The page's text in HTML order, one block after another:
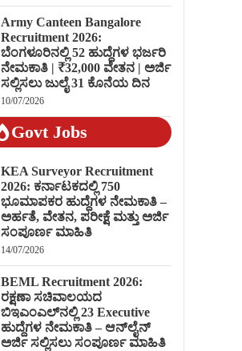
Army Canteen Bangalore
Recruitment 2026:
ಬೆಂಗಳೂರಿನಲ್ಲಿ 52 ಹುದ್ದೆಗಳ ಭರ್ಜರಿ
ನೇಮಕಾತಿ | ₹32,000 ವೇತನ | ಅರ್ಜಿ
ಸಲ್ಲಿಸಲು ಜುಲೈ 31 ಕೊನೆಯ ದಿನ
10/07/2026
Govt Jobs
KEA Surveyor Recruitment
2026: ಕರ್ನಾಟಕದಲ್ಲಿ 750
ಭೂಮಾಪಕರ ಹುದ್ದೆಗಳ ನೇಮಕಾತಿ –
ಅರ್ಹತೆ, ವೇತನ, ಪರೀಕ್ಷೆ ಮತ್ತು ಅರ್ಜಿ
ಸಂಪೂರ್ಣ ಮಾಹಿತಿ
14/07/2026
BEML Recruitment 2026:
ರಕ್ಷಣಾ ಸಚಿವಾಲಯದ
ಬಿಇಎಂಎಲ್‌ನಲ್ಲಿ 23 Executive
ಹುದ್ದೆಗಳ ನೇಮಕಾತಿ – ಆನ್‌ಲೈನ್
ಅರ್ಜಿ ಸಲ್ಲಿಸಲು ಸಂಪೂರ್ಣ ಮಾಹಿತಿ